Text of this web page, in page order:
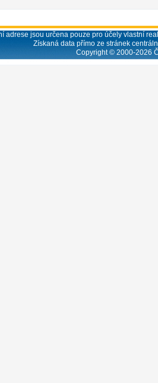
adrese jsou určena pouze pro účely vlastní
Získaná data přímo ze stránek
Copyright © 2000-2026